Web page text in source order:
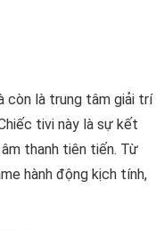
còn là trung tâm giải trí
tivi này là sự kết
thanh tiên tiến. Từ
hành động kịch tính,